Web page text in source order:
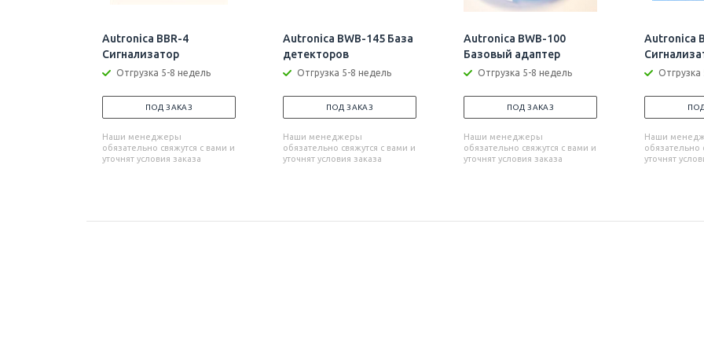
Autronica BBR-4
Сигнализатор
Отгрузка 5-8 недель
ПОД ЗАКАЗ
Наши менеджеры
обязательно свяжутся с вами и
уточнят условия заказа
Autronica BWB-145 База
детекторов
Отгрузка 5-8 недель
ПОД ЗАКАЗ
Наши менеджеры
обязательно свяжутся с вами и
уточнят условия заказа
Autronica BWB-100
Базовый адаптер
Отгрузка 5-8 недель
ПОД ЗАКАЗ
Наши менеджеры
обязательно свяжутся с вами и
уточнят условия заказа
Autronica
Наши
обязательно
уточнят